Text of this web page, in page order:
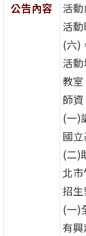
公告內容
活
活
(六)
活
教室
師資
(一)
國
(二)
北
招生
(一)
有興